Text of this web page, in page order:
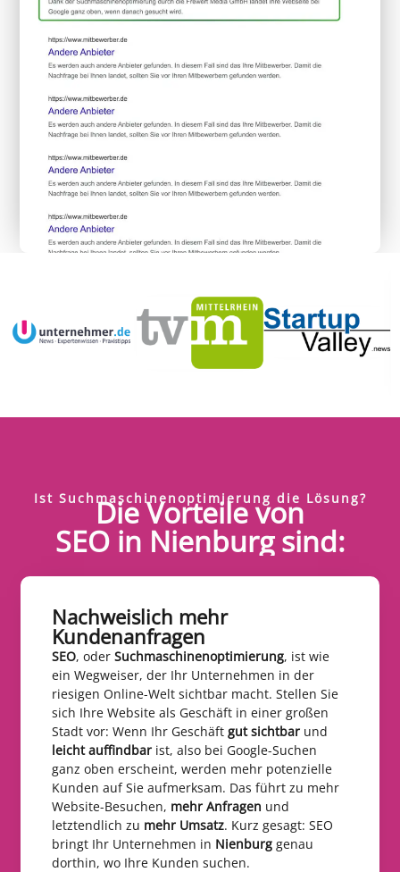
Ist Suchmaschinenoptimierung die Lösung?
Die Vorteile von
SEO in Nienburg sind:
Nachweislich mehr
Kundenanfragen​
SEO, oder Suchmaschinenoptimierung, ist wie
ein Wegweiser, der Ihr Unternehmen in der
riesigen Online-Welt sichtbar macht. Stellen Sie
sich Ihre Website als Geschäft in einer großen
Stadt vor: Wenn Ihr Geschäft gut sichtbar und
leicht auffindbar ist, also bei Google-Suchen
ganz oben erscheint, werden mehr potenzielle
Kunden auf Sie aufmerksam. Das führt zu mehr
Website-Besuchen, mehr Anfragen und
letztendlich zu mehr Umsatz. Kurz gesagt: SEO
bringt Ihr Unternehmen in Nienburg genau
dorthin, wo Ihre Kunden suchen.